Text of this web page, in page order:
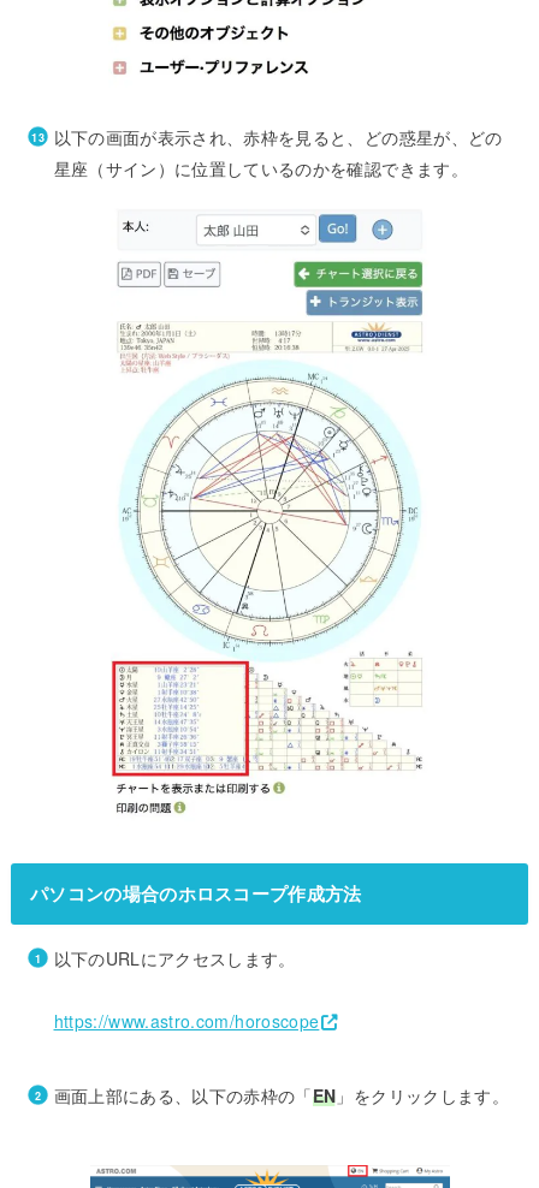
以下の画面が表示され、赤枠を見ると、どの惑星が、どの
星座（サイン）に位置しているのかを確認できます。
パソコンの場合のホロスコープ作成方法
以下のURLにアクセスします。
https://www.astro.com/horoscope
画面上部にある、以下の赤枠の「EN 」をクリックします。